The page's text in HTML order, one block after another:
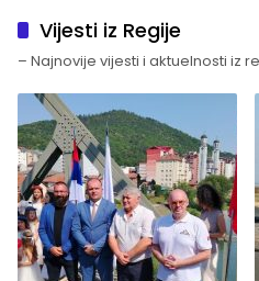
Vijesti iz Regije
– Najnovije vijesti i aktuelnosti iz